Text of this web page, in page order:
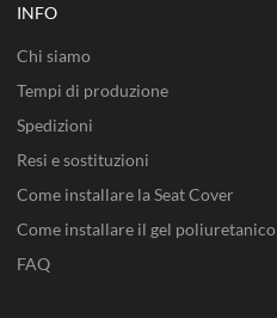
INFO
Chi siamo
Tempi di produzione
Spedizioni
Resi e sostituzioni
Come installare la Seat Cover
Come installare il gel poliuretanico
FAQ